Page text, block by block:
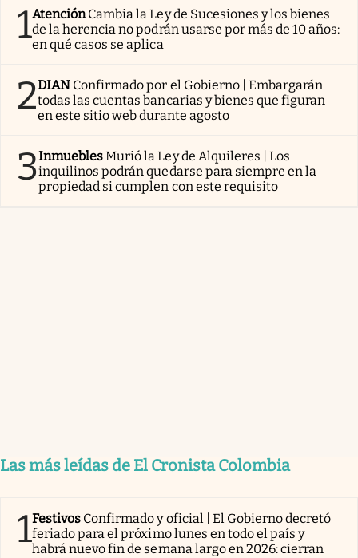
1AtenciónCambia la Ley de Sucesiones y los bienes
de la herencia no podrán usarse por más de 10 años:
en qué casos se aplica
2DIAN Confirmado por el Gobierno | Embargarán
todas las cuentas bancarias y bienes que figuran
en este sitio web durante agosto
3InmueblesMurió la Ley de Alquileres | Los
inquilinos podrán quedarse para siempre en la
propiedad si cumplen con este requisito
Las más leídas de El Cronista Colombia
1Festivos Confirmado y oficial | El Gobierno decretó
feriado para el próximo lunes en todo el país y
habrá nuevo fin de semana largo en 2026: cierran